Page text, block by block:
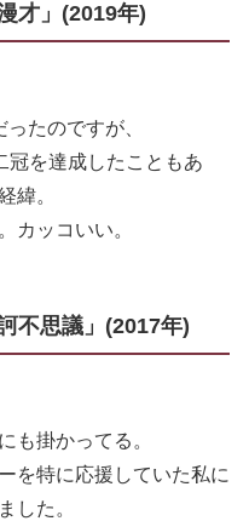
才」(2019年)
たのですが、
冠を達成したこともあ
緯。
カッコいい。
不思議」(2017年)
も掛かってる。
を特に応援していた私に
した。